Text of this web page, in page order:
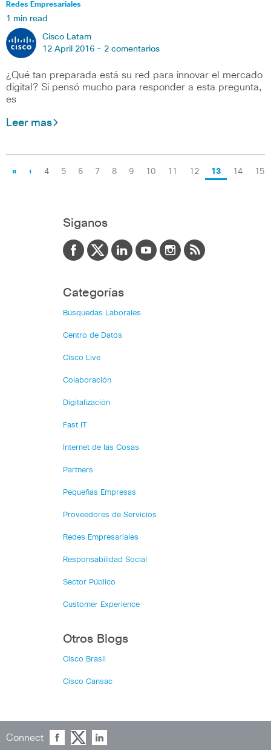
Redes Empresariales
1 min read
Cisco Latam
12 April 2016 - 2 comentarios
¿Qué tan preparada está su red para innovar el mercado
digital? Si pensó mucho para responder a esta pregunta,
es
Leer mas
« ‹ 4 5 6 7 8 9 10 11 12 13 14 15
Siganos
Categorías
Búsquedas Laborales
Centro de Datos
Cisco Live
Colaboración
Digitalización
Fast IT
Internet de las Cosas
Partners
Pequeñas Empresas
Proveedores de Servicios
Redes Empresariales
Responsabilidad Social
Sector Público
Customer Experience
Otros Blogs
Cisco Brasil
Cisco Cansac
Connect